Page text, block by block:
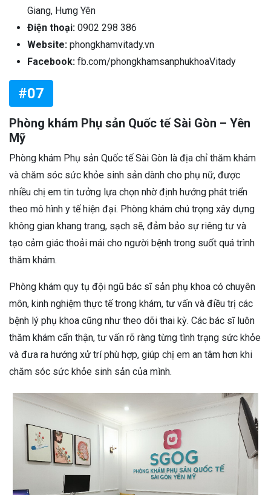
Giang, Hưng Yên
Điện thoại: 0902 298 386
Website: phongkhamvitady.vn
Facebook: fb.com/phongkhamsanphukhoaVitady
#07
Phòng khám Phụ sản Quốc tế Sài Gòn – Yên
Mỹ
Phòng khám Phụ sản Quốc tế Sài Gòn là địa chỉ thăm khám
và chăm sóc sức khỏe sinh sản dành cho phụ nữ, được
nhiều chị em tin tưởng lựa chọn nhờ định hướng phát triển
theo mô hình y tế hiện đại. Phòng khám chú trọng xây dựng
không gian khang trang, sạch sẽ, đảm bảo sự riêng tư và
tạo cảm giác thoải mái cho người bệnh trong suốt quá trình
thăm khám.
Phòng khám quy tụ đội ngũ bác sĩ sản phụ khoa có chuyên
môn, kinh nghiệm thực tế trong khám, tư vấn và điều trị các
bệnh lý phụ khoa cũng như theo dõi thai kỳ. Các bác sĩ luôn
thăm khám cẩn thận, tư vấn rõ ràng từng tình trạng sức khỏe
và đưa ra hướng xử trí phù hợp, giúp chị em an tâm hơn khi
chăm sóc sức khỏe sinh sản của mình.